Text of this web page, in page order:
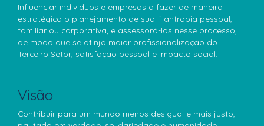
Influenciar indivíduos e empresas a fazer de maneira
estratégica o planejamento de sua filantropia pessoal,
familiar ou corporativa, e assessorá-los nesse processo,
de modo que se atinja maior profissionalização do
Terceiro Setor, satisfação pessoal e impacto social.
Visão
Contribuir para um mundo menos desigual e mais justo,